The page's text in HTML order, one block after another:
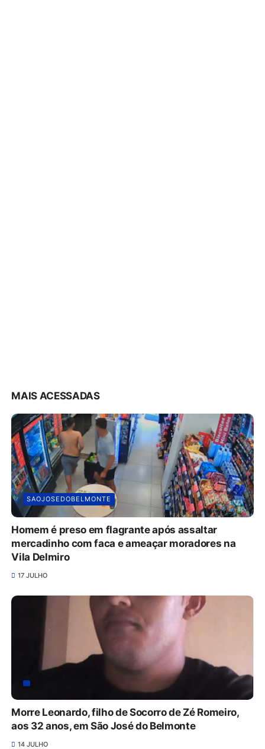
MAIS ACESSADAS
SAOJOSEDOBELMONTE
Homem é preso em flagrante após assaltar
mercadinho com faca e ameaçar moradores na
Vila Delmiro
17 JULHO
Morre Leonardo, filho de Socorro de Zé Romeiro,
aos 32 anos, em São José do Belmonte
14 JULHO